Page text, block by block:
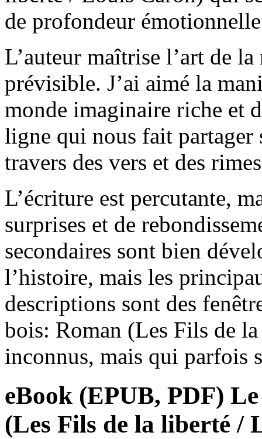
de profondeur
L’auteur maîtrise l’art de
prévisible. J’ai aimé la
monde imaginaire riche et
ligne qui nous fait partager
travers des vers et des
L’écriture est percutante,
surprises et de
secondaires sont bien
l’histoire, mais les
descriptions sont des
bois: Roman (Les Fils de
inconnus, mais qui parfois
eBook (EPUB, PDF)
(Les Fils de la liberté /